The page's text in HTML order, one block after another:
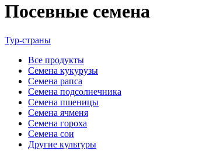
Посевные семена
Тур-страны
Все продукты
Семена кукурузы
Семена рапса
Семена подсолнечника
Семена пшеницы
Семена ячменя
Семена гороха
Семена сои
Другие культуры